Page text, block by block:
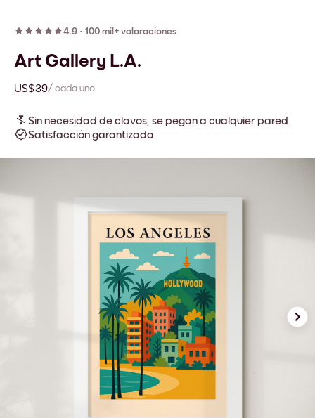
4.9 · 100 mil+ valoraciones
Art Gallery L.A.
US$39/ cada uno
Sin necesidad de clavos, se pegan a cualquier pared
Satisfacción garantizada